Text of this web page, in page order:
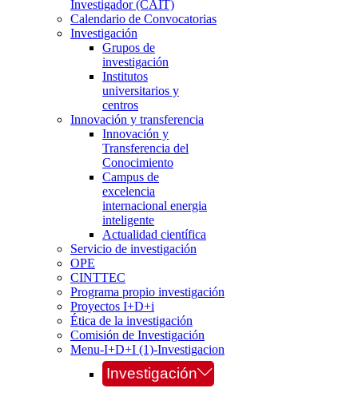
Investigador (CAIT)
Calendario de Convocatorias
Investigación
Grupos de
investigación
Institutos
universitarios y
centros
Innovación y transferencia
Innovación y
Transferencia del
Conocimiento
Campus de
excelencia
internacional energia
inteligente
Actualidad científica
Servicio de investigación
OPE
CINTTEC
Programa propio investigación
Proyectos I+D+i
Ética de la investigación
Comisión de Investigación
Menu-I+D+I (1)-Investigacion
Investigación